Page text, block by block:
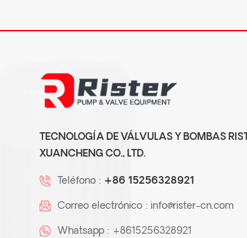
TECNOLOGÍA DE VÁLVULAS Y BOMBAS
XUANCHENG CO., LTD.
Teléfono : +86 15256328921
Correo electrónico : info@rister-cn.com
Whatsapp : +8615256328921